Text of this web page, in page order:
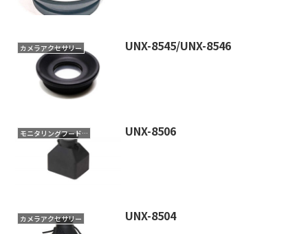
カメラアクセサリー UNX-8545/UNX-8546
モニタリングフード&アイカップ UNX-8506
カメラアクセサリー UNX-8504